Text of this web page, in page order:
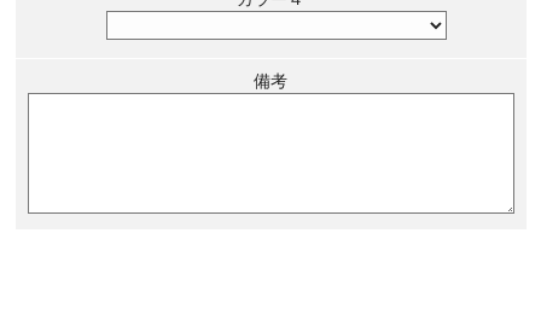
備考